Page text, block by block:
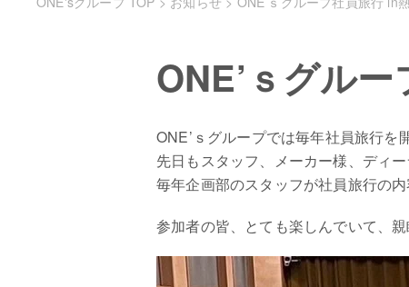
ONE’ｓグル
ONE’ｓグループでは毎年社員旅行を
先日もスタッフ、メーカー様、ディ
毎年企画部のスタッフが社員旅行の
参加者の皆、とても楽しんでいて、